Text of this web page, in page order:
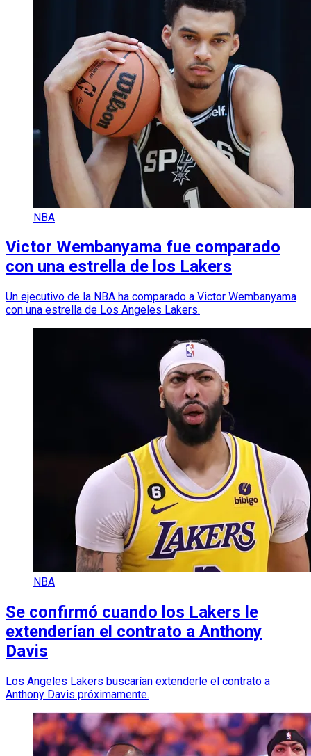
NBA
Victor Wembanyama fue comparado
con una estrella de los Lakers
Un ejecutivo de la NBA ha comparado a Victor Wembanyama
con una estrella de Los Angeles Lakers.
NBA
Se confirmó cuando los Lakers le
extenderían el contrato a Anthony
Davis
Los Angeles Lakers buscarían extenderle el contrato a
Anthony Davis próximamente.